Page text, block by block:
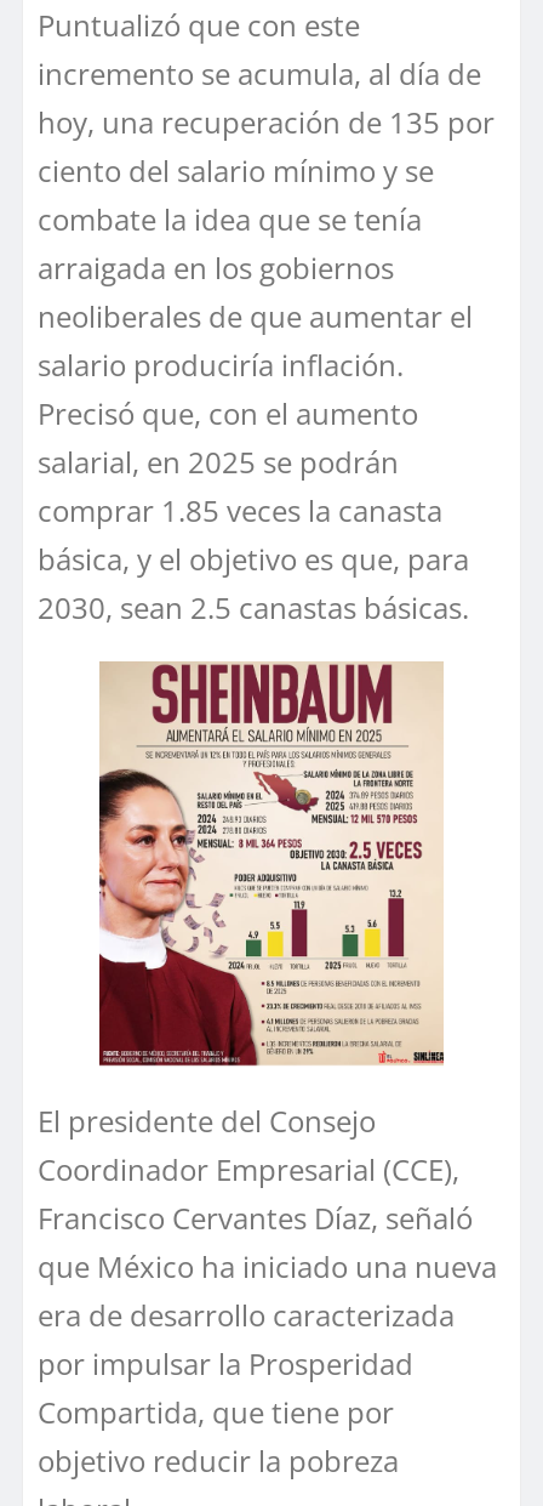
Puntualizó que con este
incremento se acumula, al día de
hoy, una recuperación de 135 por
ciento del salario mínimo y se
combate la idea que se tenía
arraigada en los gobiernos
neoliberales de que aumentar el
salario produciría inflación.
Precisó que, con el aumento
salarial, en 2025 se podrán
comprar 1.85 veces la canasta
básica, y el objetivo es que, para
2030, sean 2.5 canastas básicas.
El presidente del Consejo
Coordinador Empresarial (CCE),
Francisco Cervantes Díaz, señaló
que México ha iniciado una nueva
era de desarrollo caracterizada
por impulsar la Prosperidad
Compartida, que tiene por
objetivo reducir la pobreza